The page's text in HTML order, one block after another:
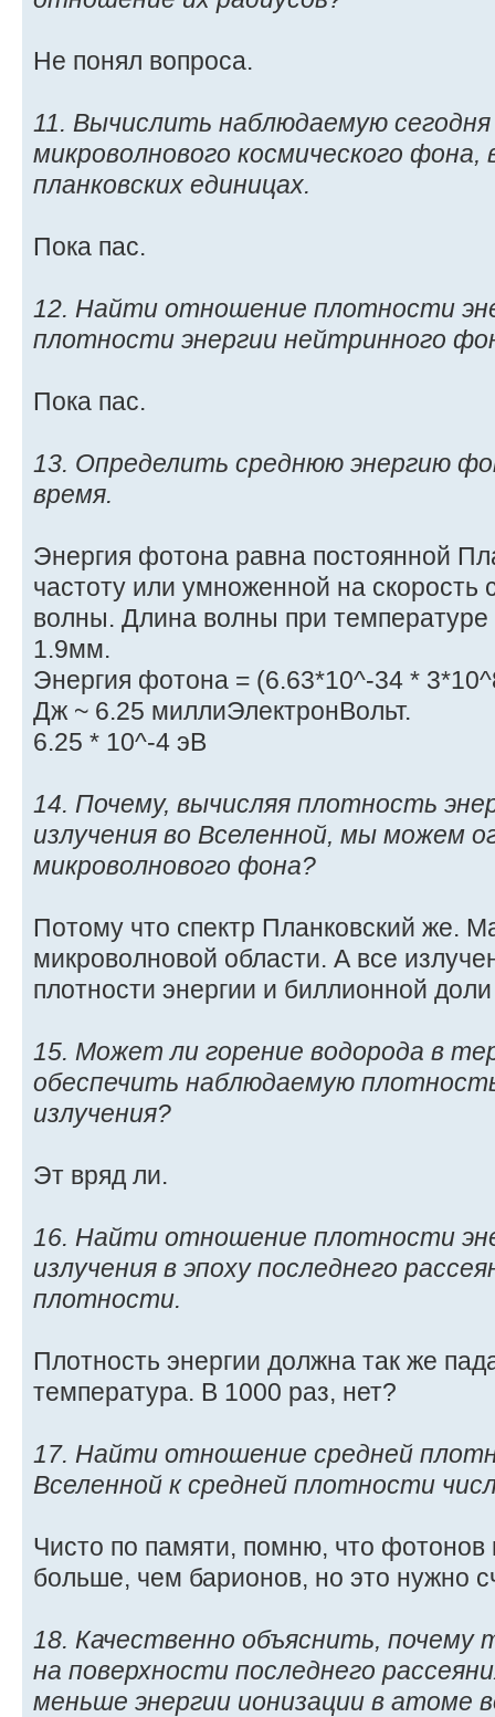
Не понял вопроса.
11. Вычислить наблюдаемую
микроволнового космического фона,
планковских единицах.
Пока пас.
12. Найти отношение плотности
плотности энергии нейтринного
Пока пас.
13. Определить среднюю энергию
время.
Энергия фотона равна постоянной
частоту или умноженной на скорость
волны. Длина волны при
1.9мм.
Энергия фотона = (6.63*10^-34 *
Дж ~ 6.25 миллиЭлектронВольт.
6.25 * 10^-4 эВ
14. Почему, вычисляя плотность
излучения во Вселенной, мы можем
микроволнового фона?
Потому что спектр Планковский же.
микроволновой области. А все
плотности энергии и биллионной
15. Может ли горение водорода в
обеспечить наблюдаемую
излучения?
Эт вряд ли.
16. Найти отношение плотности
излучения в эпоху последнего
плотности.
Плотность энергии должна так же
температура. В 1000 раз, нет?
17. Найти отношение средней
Вселенной к средней плотности
Чисто по памяти, помню, что фотонов
больше, чем барионов, но это нужно
18. Качественно объяснить,
на поверхности последнего
меньше энергии ионизации в атоме